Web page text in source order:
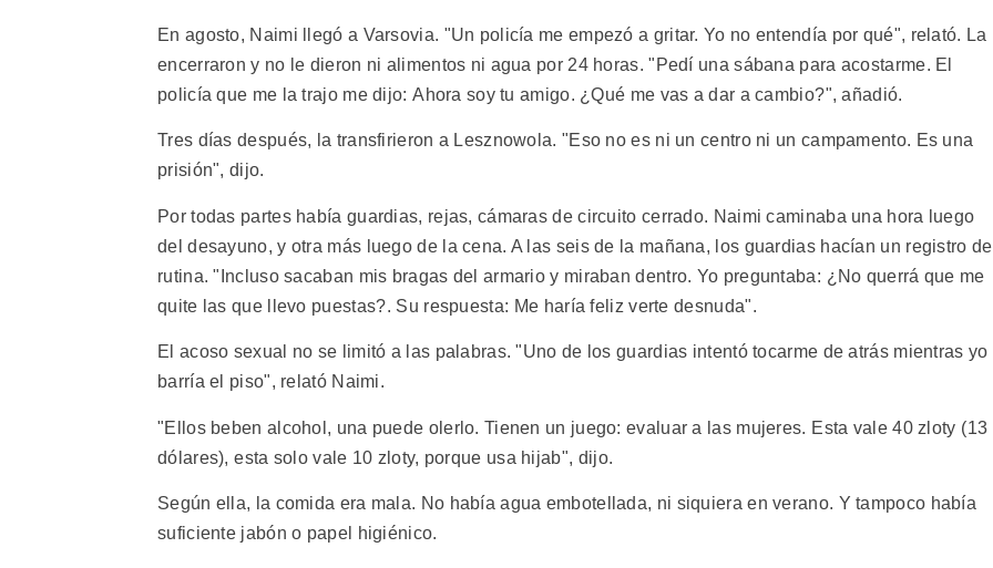
En agosto, Naimi llegó a Varsovia. "Un policía me empezó a gritar. Yo no entendía por qué", relató. La
encerraron y no le dieron ni alimentos ni agua por 24 horas. "Pedí una sábana para acostarme. El
policía que me la trajo me dijo: Ahora soy tu amigo. ¿Qué me vas a dar a cambio?", añadió.
Tres días después, la transfirieron a Lesznowola. "Eso no es ni un centro ni un campamento. Es una
prisión", dijo.
Por todas partes había guardias, rejas, cámaras de circuito cerrado. Naimi caminaba una hora luego
del desayuno, y otra más luego de la cena. A las seis de la mañana, los guardias hacían un registro de
rutina. "Incluso sacaban mis bragas del armario y miraban dentro. Yo preguntaba: ¿No querrá que me
quite las que llevo puestas?. Su respuesta: Me haría feliz verte desnuda".
El acoso sexual no se limitó a las palabras. "Uno de los guardias intentó tocarme de atrás mientras yo
barría el piso", relató Naimi.
"Ellos beben alcohol, una puede olerlo. Tienen un juego: evaluar a las mujeres. Esta vale 40 zloty (13
dólares), esta solo vale 10 zloty, porque usa hijab", dijo.
Según ella, la comida era mala. No había agua embotellada, ni siquiera en verano. Y tampoco había
suficiente jabón o papel higiénico.